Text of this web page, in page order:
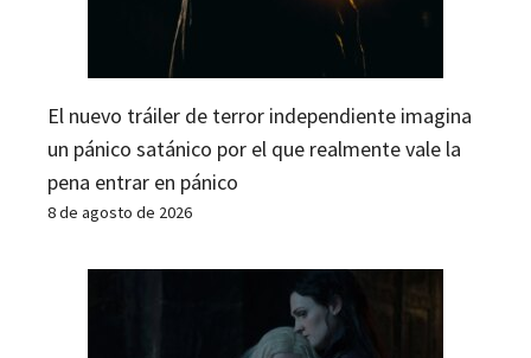
El nuevo tráiler de terror independiente imagina
un pánico satánico por el que realmente vale la
pena entrar en pánico
8 de agosto de 2026